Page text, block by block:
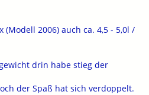
2006) auch ca. 4,5 - 5,0l /
drin habe stieg der
der Spaß hat sich verdoppelt.